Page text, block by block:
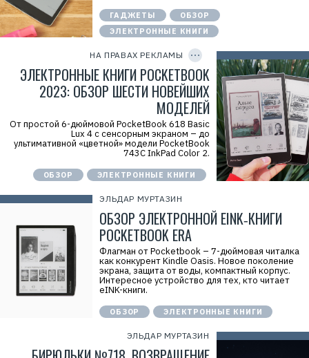
е
в
н
а
Н
:
7
7
1
3
0
0
2
4
1
0
В
а
л
е
р
ь
е
в
н
а
И
Н
Н
:
1
3
2
4
6
1
ГАДЖЕТЫ
ОБЗОР
ЭЛЕКТРОННЫЕ КНИГИ
НА ПРАВАХ РЕКЛАМЫ
ь
:
И
П
р
с
н
о
о
к
Т
а
т
ь
н
а
е
е
в
н
а
И
Н
:
7
3
C
Y
I
D
ЭЛЕКТРОННЫЕ КНИГИ POCKETBOOK
2023: ОБЗОР ШЕСТИ НОВЕЙШИХ
МОДЕЛЕЙ
От простой 6-дюймовой PocketBook 618 Basic
Lux 4 с сенсорным экраном – до
ультимативной «цветной» модели PocketBook
743C InkPad Color 2.
ОБЗОР ЭЛЕКТРОННЫЕ КНИГИ
ЭЛЬДАР МУРТАЗИН
ОБЗОР ЭЛЕКТРОННОЙ EINK‑КНИГИ
POCKETBOOK ERA
Флагман от Pocketbook – 7-дюймовая читалка
как конкурент Kindle Oasis. Новое поколение
экрана, защита от воды, компактный корпус.
Интересное устройство для тех, кто читает
eINK-книги.
ОБЗОР ЭЛЕКТРОННЫЕ КНИГИ
ЭЛЬДАР МУРТАЗИН